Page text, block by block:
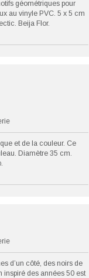
géométriques pour
au vinyle PVC. 5 x 5 cm
Beija Flor.
et de la couleur. Ce
Diamètre 35 cm.
d’un côté, des noirs de
inspiré des années 50 est